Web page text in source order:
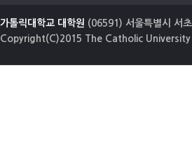
가톨릭대학교 대학원 (06591) 서울특별시 서
Copyright(C)2015 The Catholic